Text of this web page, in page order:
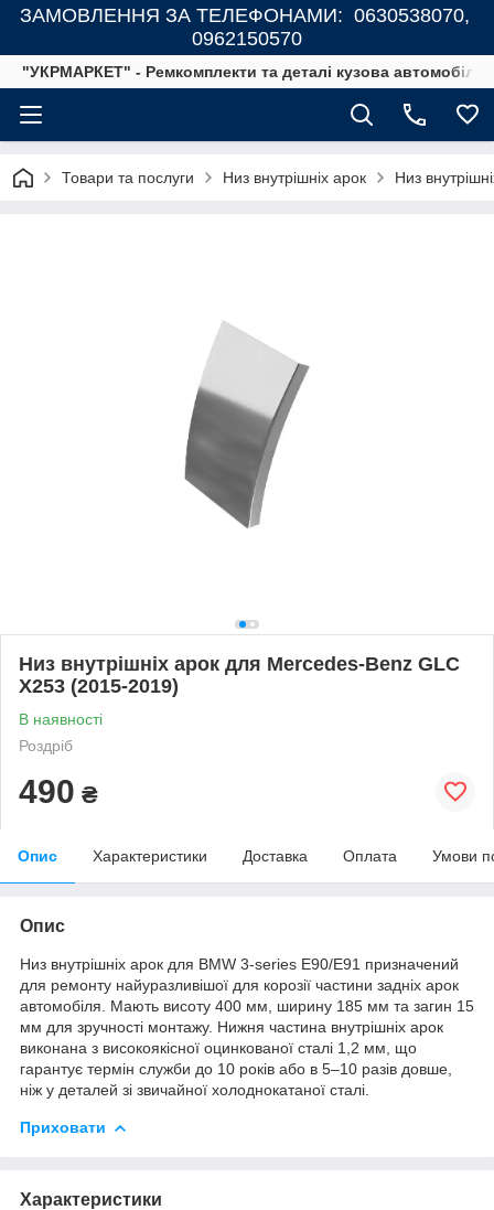
ЗАМОВЛЕННЯ ЗА ТЕЛЕФОНАМИ: 0630538070,
0962150570
"УКРМАРКЕТ" - Ремкомплекти та деталі кузова автомобілів
Товари та послуги Низ внутрішніх арок Низ
Низ внутрішніх арок для Mercedes-Benz GLC
X253 (2015-2019)
В наявності
Роздріб
490 ₴
Опис Характеристики Доставка Оплата Умови
Опис
Низ внутрішніх арок для BMW 3-series E90/E91 призначений
для ремонту найуразливішої для корозії частини задніх арок
автомобіля. Мають висоту 400 мм, ширину 185 мм та загин 15
мм для зручності монтажу. Нижня частина внутрішніх арок
виконана з високоякісної оцинкованої сталі 1,2 мм, що
гарантує термін служби до 10 років або в 5–10 разів довше,
ніж у деталей зі звичайної холоднокатаної сталі.
Приховати
Характеристики